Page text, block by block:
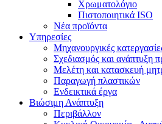
Χρωματολόγιο
Πιστοποιητικά ISO
Νέα προϊόντα
Υπηρεσίες
Μηχανουργικές
Σχεδιασμός και ανάπτυξη
Μελέτη και κατασκευή
Παραγωγή πλαστικών
Ενδεικτικά έργα
Βιώσιμη Ανάπτυξη
Περιβάλλον